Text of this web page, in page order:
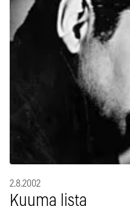
2.8.2002
Kuuma lista